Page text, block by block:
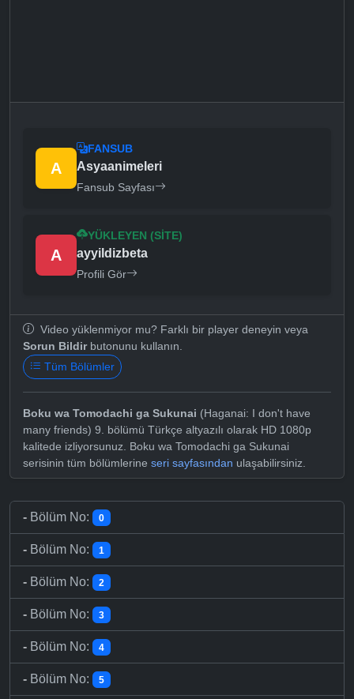
A
FANSUB
Asyaanimeleri
Fansub Sayfası
A
YÜKLEYEN (SITE)
ayyildizbeta
Profili Gör
Video yüklenmiyor mu? Farklı bir player deneyin veya
Sorun Bildirbutonunu kullanın.
Tüm Bölümler
Boku wa Tomodachi ga Sukunai (Haganai: I don't have
many friends) 9. bölümü Türkçe altyazılı olarak HD 1080p
kalitede izliyorsunuz. Boku wa Tomodachi ga Sukunai
serisinin tüm bölümlerine seri sayfasından ulaşabilirsiniz.
- Bölüm No: 0
- Bölüm No: 1
- Bölüm No: 2
- Bölüm No: 3
- Bölüm No: 4
- Bölüm No: 5